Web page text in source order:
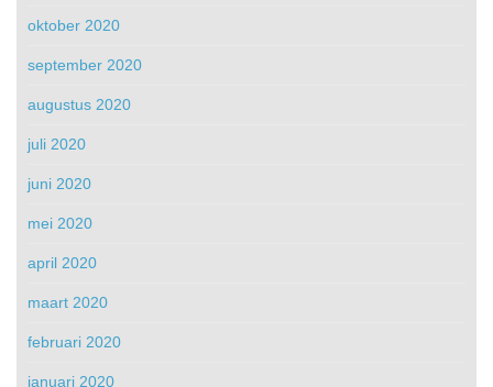
oktober 2020
september 2020
augustus 2020
juli 2020
juni 2020
mei 2020
april 2020
maart 2020
februari 2020
januari 2020